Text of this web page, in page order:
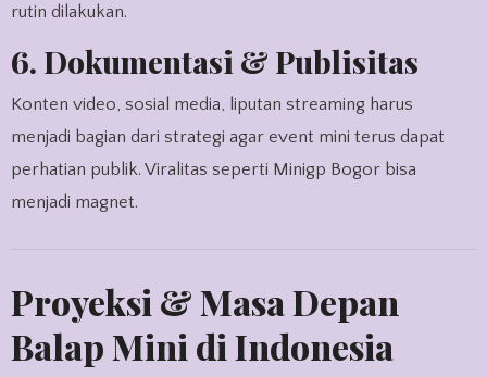
rutin dilakukan.
6. Dokumentasi & Publisitas
Konten video, sosial media, liputan streaming harus
menjadi bagian dari strategi agar event mini terus dapat
perhatian publik. Viralitas seperti Minigp Bogor bisa
menjadi magnet.
Proyeksi & Masa Depan
Balap Mini di Indonesia